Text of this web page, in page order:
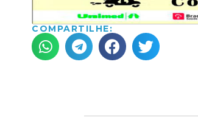
COMPARTILHE: